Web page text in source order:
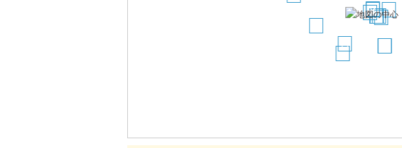
12
34
567
8
11
12